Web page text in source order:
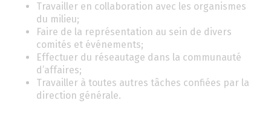
Travailler en collaboration avec les organismes
du milieu;
Faire de la représentation au sein de divers
comités et événements;
Effectuer du réseautage dans la communauté
d’affaires;
Travailler à toutes autres tâches confiées par la
direction générale.